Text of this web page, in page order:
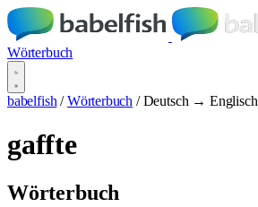
Wörterbuch
babelfish / Wörterbuch / Deutsch → Englisch
gaffte
Wörterbuch